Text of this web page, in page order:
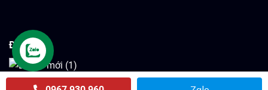
ĐỐI TÁC